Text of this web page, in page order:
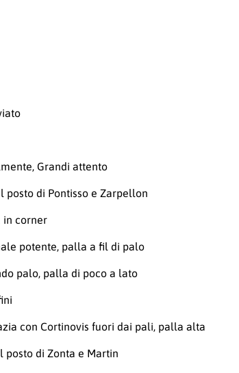
Grandi attento
posto di Pontisso e Zarpellon
in corner
potente, palla a fil di palo
palo, palla di poco a lato
con Cortinovis fuori dai pali, palla alta
posto di Zonta e Martin